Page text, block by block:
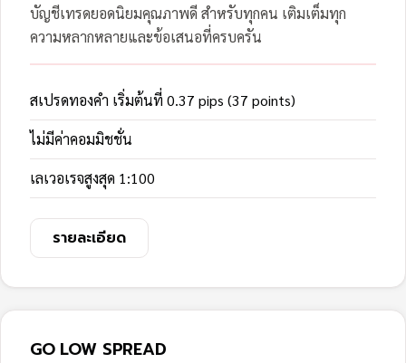
บัญชีเทรดยอดนิยมคุณภาพดี สำหรับทุกคน เติมเต็มทุก
ความหลากหลายและข้อเสนอที่ครบครัน
สเปรดทองคำ เริ่มต้นที่ 0.37 pips (37 points)
ไม่มีค่าคอมมิชชั่น
เลเวอเรจสูงสุด 1:100
รายละเอียด
GO LOW SPREAD